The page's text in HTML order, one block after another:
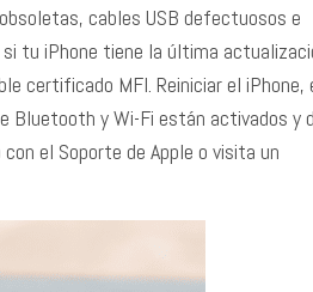
cables USB defectuosos e
tu iPhone tiene la última
certificado MFI. Reiniciar el iPhone,
Bluetooth y Wi-Fi están activados y
el Soporte de Apple o visita un